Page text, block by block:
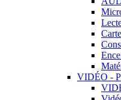
VIDÉO -